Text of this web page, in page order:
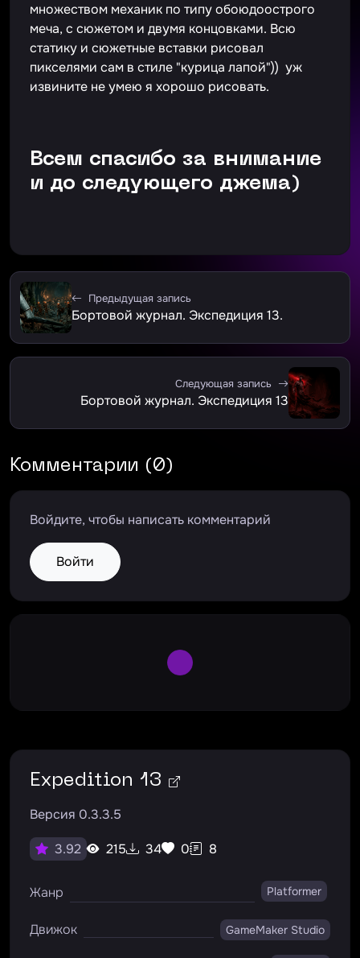
множеством механик по типу обоюдоострого
меча, с сюжетом и двумя концовками. Всю
статику и сюжетные вставки рисовал
пикселями сам в стиле "курица лапой")) уж
извините не умею я хорошо рисовать.
Всем спасибо за внимание
и до следующего джема)
Предыдущая запись
Бортовой журнал. Экспедиция 13.
Следующая запись
Бортовой журнал. Экспедиция 13
Комментарии (0)
Войдите, чтобы написать комментарий
Войти
Large Spinner
Expedition 13
Версия 0.3.3.5
3.92 215 34 0 8
Жанр Platformer
Движок GameMaker Studio